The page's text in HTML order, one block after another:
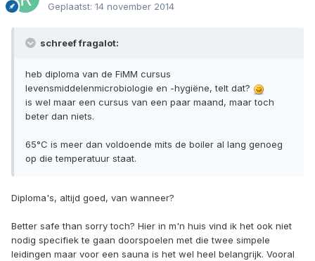
Geplaatst: 14 november 2014
schreef fragalot:
heb diploma van de FiMM cursus
levensmiddelenmicrobiologie en -hygiëne, telt dat?
is wel maar een cursus van een paar maand, maar toch
beter dan niets.
65°C is meer dan voldoende mits de boiler al lang genoeg
op die temperatuur staat.
Diploma's, altijd goed, van wanneer?
Better safe than sorry toch? Hier in m'n huis vind ik het ook niet
nodig specifiek te gaan doorspoelen met die twee simpele
leidingen maar voor een sauna is het wel heel belangrijk. Vooral